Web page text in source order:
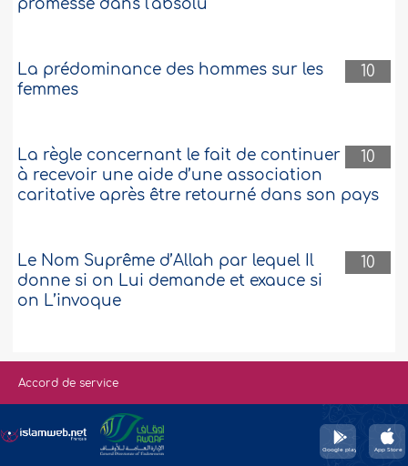
promesse dans l'absolu
10
La prédominance des hommes sur les
femmes
10
La règle concernant le fait de continuer
à recevoir une aide d’une association
caritative après être retourné dans son pays
10
Le Nom Suprême d’Allah par lequel Il
donne si on Lui demande et exauce si
on L’invoque
Accord de service